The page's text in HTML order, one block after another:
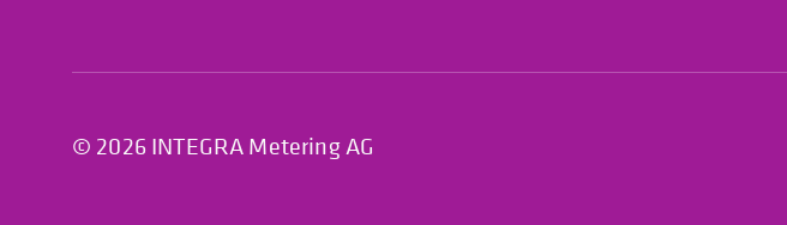
© 2026 INTEGRA Metering AG